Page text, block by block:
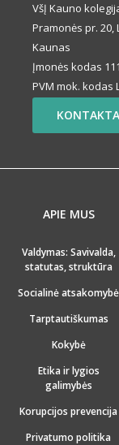
VšĮ Kauno
Pramonės pr. 20,
Kaunas
Įmonės kodas
PVM mok. kodas
APIE MUS
Valdymas: Savivalda,
statutas, struktūra
Socialinė atsakomybė
Tarptautiškumas
Kokybė
Etika ir lygios
galimybės
Korupcijos prevencija
Privatumo politika